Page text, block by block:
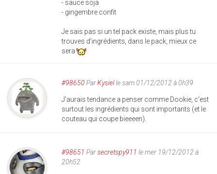
- sauce soja
- gingembre confit
Je sais pas si un tel pack existe, mais plus tu
trouves d'ingrédients, dans le pack, mieux ce
sera
#98650 ParKysielle sam 01/12/2012 à 0h39
J'aurais tendance a penser comme Dookie, c'est
surtout les ingrédients qui sont importants (et le
couteau qui coupe bieeeen).
#98651 Parsecretspy911 le mer 19/12/2012 à
20h52